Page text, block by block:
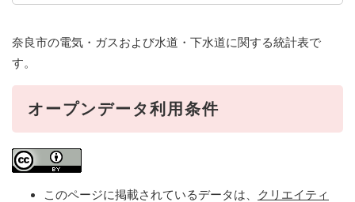
奈良市の電気・ガスおよび水道・下水道に関する統計表で
す。
オープンデータ利用条件
このページに掲載されているデータは、
クリエイティ